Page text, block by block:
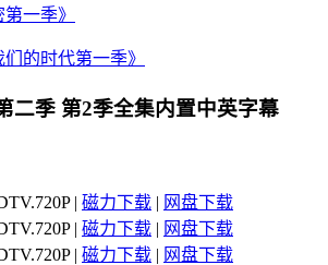
第一季》
们的时代第一季》
二季 第2季全集内置中英字幕
| 磁力下载 | 网盘下载
| 磁力下载 | 网盘下载
| 磁力下载 | 网盘下载